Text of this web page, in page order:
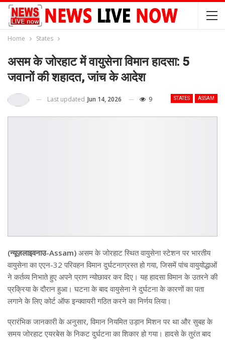
Home States
असम के जोरहाट में वायुसेना विमान हादसा: 5
जवानों की शहादत, जांच के आदेश
STATES ASSAM
Last updated Jun 14, 2026 9
(न्यूज़लाइवनाउ-Assam) असम के जोरहाट स्थित वायुसेना स्टेशन पर भारतीय
वायुसेना का एएन-32 परिवहन विमान दुर्घटनाग्रस्त हो गया, जिसमें पांच वायुयोद्धाओं
ने कर्तव्य निभाते हुए अपने प्राण न्योछावर कर दिए। यह हादसा विमान के उतरने की
प्रक्रिया के दौरान हुआ। घटना के बाद वायुसेना ने दुर्घटना के कारणों का पता
लगाने के लिए कोर्ट ऑफ इन्क्वायरी गठित करने का निर्णय लिया।
प्रारंभिक जानकारी के अनुसार, विमान नियमित उड़ान मिशन पर था और सुबह के
समय जोरहाट एयरबेस के निकट दुर्घटना का शिकार हो गया। हादसे के तुरंत बाद